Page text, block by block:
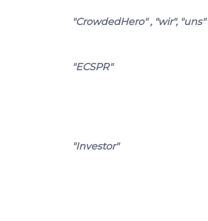
"CrowdedHero" , "wir", "uns"
"ECSPR"
"Investor"